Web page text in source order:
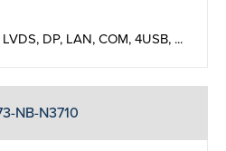
DP, LAN, COM, 4USB, ...
NB-N3710